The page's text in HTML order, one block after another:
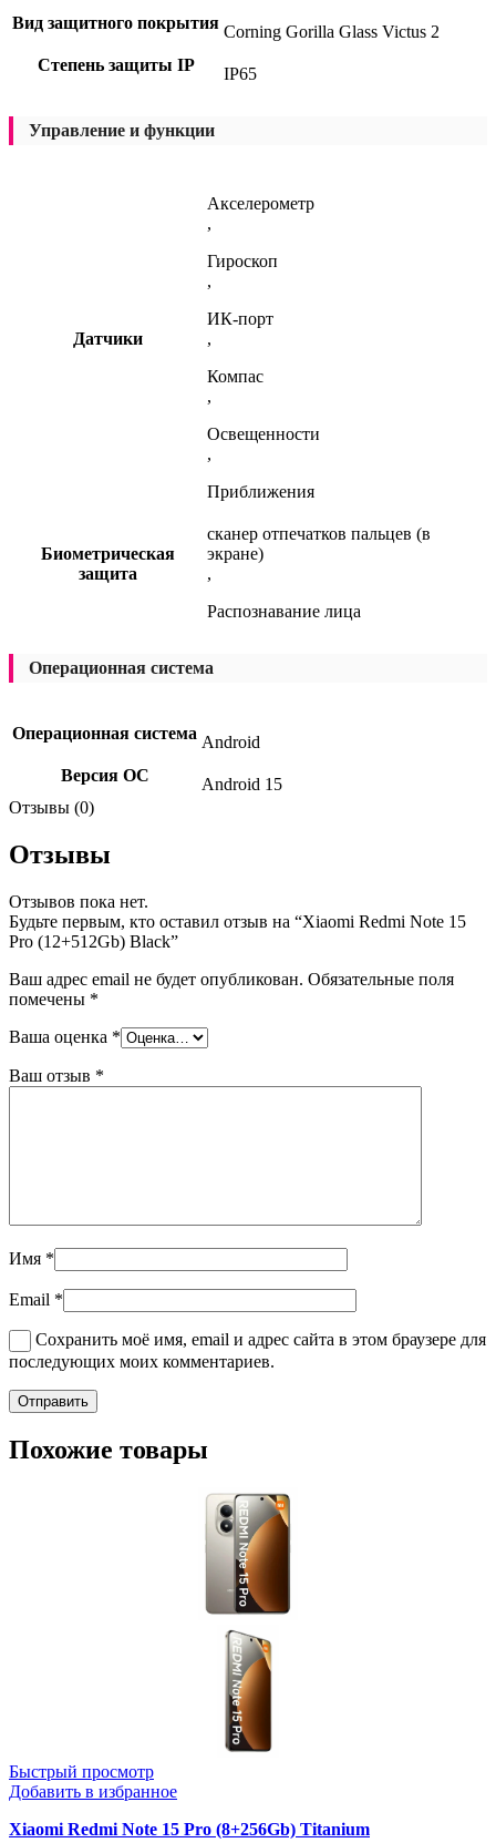
Вид защитного покрытия Corning Gorilla Glass Victus 2
Степень защиты IP
IP65
Управление и функции
Датчики
Акселерометр
,
Гироскоп
,
ИК-порт
,
Компас
,
Освещенности
,
Приближения
Биометрическая
защита
сканер отпечатков пальцев (в
экране)
,
Распознавание лица
Операционная система
Операционная система Android
Версия ОС
Android 15
Отзывы (0)
Отзывы
Отзывов пока нет.
Будьте первым, кто оставил отзыв на “Xiaomi Redmi Note 15
Pro (12+512Gb) Black”
Ваш адрес email не будет опубликован. Обязательные поля
помечены *
Ваша оценка *
Ваш отзыв *
Имя *
Email *
Сохранить моё имя, email и адрес сайта в этом браузере для
последующих моих комментариев.
Похожие товары
Быстрый просмотр
Добавить в избранное
Xiaomi Redmi Note 15 Pro (8+256Gb) Titanium